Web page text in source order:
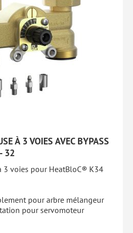
À 3 VOIES AVEC BYPASS
32
3 voies pour HeatBloC® K34
pour arbre mélangeur
pour servomoteur